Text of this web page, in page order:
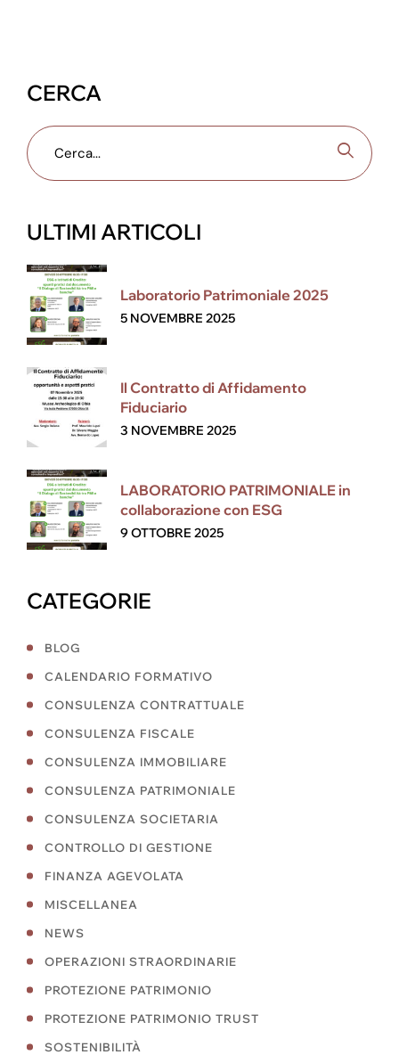
CERCA
ULTIMI ARTICOLI
Laboratorio Patrimoniale 2025
5 NOVEMBRE 2025
Il Contratto di Affidamento
Fiduciario
3 NOVEMBRE 2025
LABORATORIO PATRIMONIALE in
collaborazione con ESG
9 OTTOBRE 2025
CATEGORIE
BLOG
CALENDARIO FORMATIVO
CONSULENZA CONTRATTUALE
CONSULENZA FISCALE
CONSULENZA IMMOBILIARE
CONSULENZA PATRIMONIALE
CONSULENZA SOCIETARIA
CONTROLLO DI GESTIONE
FINANZA AGEVOLATA
MISCELLANEA
NEWS
OPERAZIONI STRAORDINARIE
PROTEZIONE PATRIMONIO
PROTEZIONE PATRIMONIO TRUST
SOSTENIBILITÀ